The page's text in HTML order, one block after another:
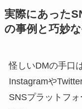
実際にあった
の事例と巧妙
怪しいDMの手口
Instagramや
SNSプラットフ